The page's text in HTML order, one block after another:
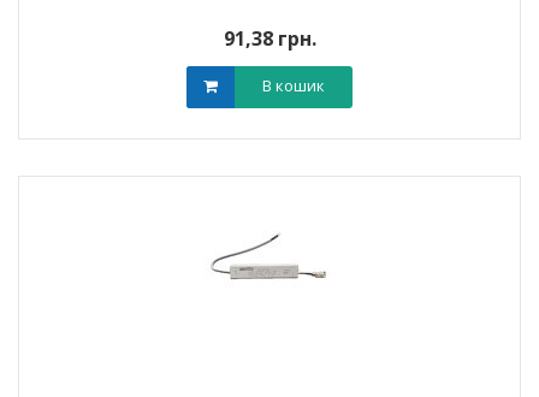
91,38 грн.
В кошик